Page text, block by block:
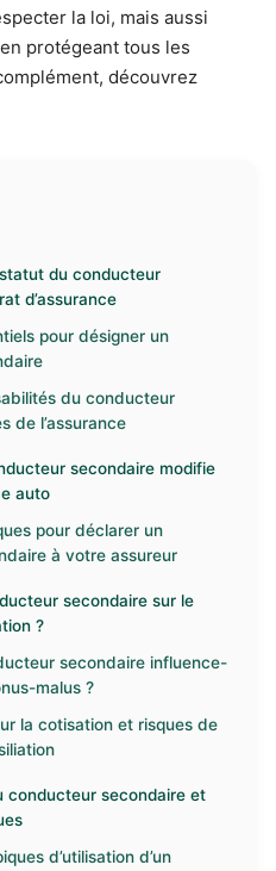
la loi, mais aussi
protégeant tous les
découvrez
du conducteur
d’assurance
pour désigner un
du conducteur
de l’assurance
secondaire modifie
auto
pour déclarer un
à votre assureur
secondaire sur le
?
secondaire influence-
malus ?
la cotisation et risques de
conducteur secondaire et
d’utilisation d’un